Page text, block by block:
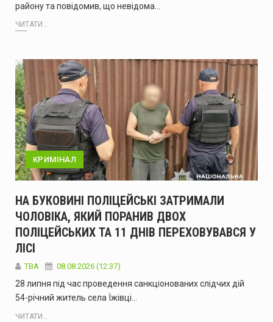
району та повідомив, що невідома…
ЧИТАТИ...
КРИМІНАЛ
НА БУКОВИНІ ПОЛІЦЕЙСЬКІ ЗАТРИМАЛИ
ЧОЛОВІКА, ЯКИЙ ПОРАНИВ ДВОХ
ПОЛІЦЕЙСЬКИХ ТА 11 ДНІВ ПЕРЕХОВУВАВСЯ У
ЛІСІ
ТВА 08.08.2026 (12:37)
28 липня під час проведення санкціонованих слідчих дій
54-річний житель села Їжівці…
ЧИТАТИ...